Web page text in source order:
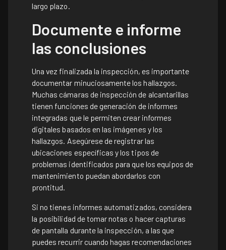
largo plazo.
Documente e informe
las conclusiones
Una vez finalizada la inspección, es importante
documentar minuciosamente los hallazgos.
Muchas cámaras de inspección de alcantarillas
tienen funciones de generación de informes
integradas que le permiten crear informes
digitales basados en las imágenes y los
hallazgos. Asegúrese de registrar las
ubicaciones específicas y los tipos de
problemas identificados para que los equipos de
mantenimiento puedan abordarlos con
prontitud.
Si no tienes informes automatizados, considera
la posibilidad de tomar notas o hacer capturas
de pantalla durante la inspección, a las que
puedes recurrir cuando hagas recomendaciones